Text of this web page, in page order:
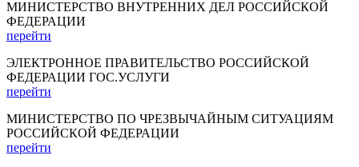
МИНИСТЕРСТВО ВНУТРЕННИХ ДЕЛ РОССИЙСКОЙ
ФЕДЕРАЦИИ
перейти
ЭЛЕКТРОННОЕ ПРАВИТЕЛЬСТВО РОССИЙСКОЙ
ФЕДЕРАЦИИ ГОС.УСЛУГИ
перейти
МИНИСТЕРСТВО ПО ЧРЕЗВЫЧАЙНЫМ СИТУАЦИЯМ
РОССИЙСКОЙ ФЕДЕРАЦИИ
перейти